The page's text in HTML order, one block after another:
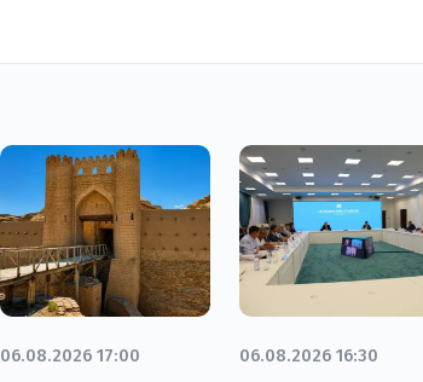
06.08.2026 17:00 06.08.2026 16:30